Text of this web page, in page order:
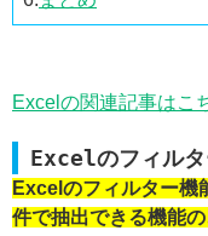
Excelの関連記事はこ
Excelのフィルタ
Excelのフィルター機
件で抽出できる機能の